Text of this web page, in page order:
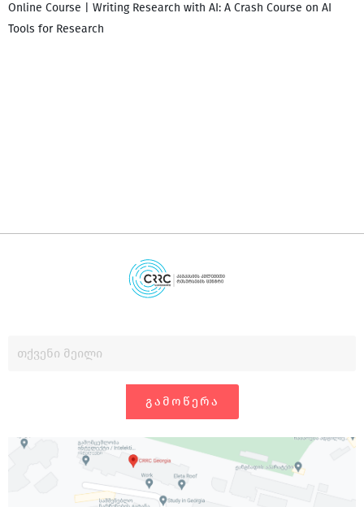
Online Course | Writing Research with AI: A Crash Course on AI
Tools for Research
ᲒᲐᲛᲝᲬᲔᲠᲐ